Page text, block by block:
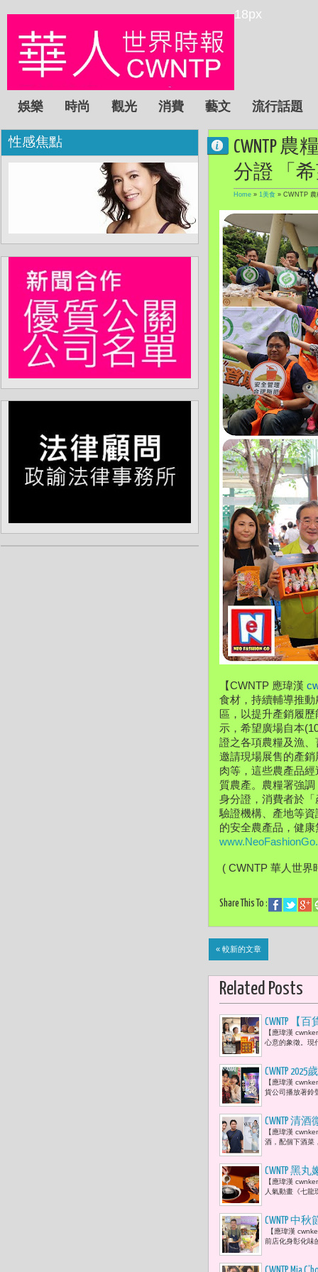
18px
娛樂 時尚 觀光 消費 藝文 流行話題
CWNTP
分證 「
Home » 1美食 » CWNTP 農
【CWNTP 應瑋漢
食材，持續輔導推
區，以提升產銷履
示，希望廣場自本
證之各項農糧及漁
邀請現場展售的產
肉等，這些農產品
質農產。農糧署強
身分證，消費者於
驗證機構、產地等
( CWNTP 華人世界
Share This To :
« 較新的文章
Related Posts
CWNTP 【
盒、老爺
成禮坊月
【應瑋漢
心意的象徵。現
CWNTP
幽默 肯德
【應瑋漢
貨公司播放著鈴
CWNTP 清
【應瑋漢
酒，配個下酒菜
CWNTP 黑
亞人來襲
【應瑋漢
人氣動畫《七龍
CWNTP 中
黃酥的誘惑
【應瑋漢
前店化身彰化味
性感焦點